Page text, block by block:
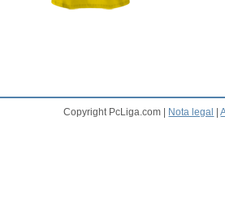
Copyright PcLiga.com | Nota legal |